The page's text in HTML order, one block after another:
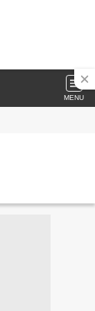
MENU